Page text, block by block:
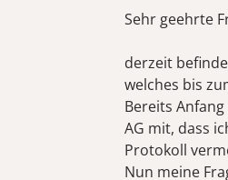
Sehr geehrte
derzeit
welches bis
Bereits
AG mit, dass
Protokoll
Nun meine